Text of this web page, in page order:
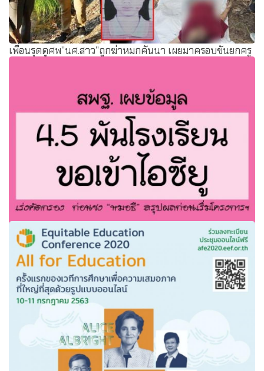
เพื่อนรุดดูศพ”นศ.สาว”ถูกฆ่าหมกคันนา เผยมาครอบขันยกครู
สพฐ. เผยข้อมูล 4.5 พันโรงเรียนขอเข้าไอซียู เร่งคัดกรอง ก่อน
ชง “หมอธี” สรุปผลก่อนเริ่มโครงการฯ